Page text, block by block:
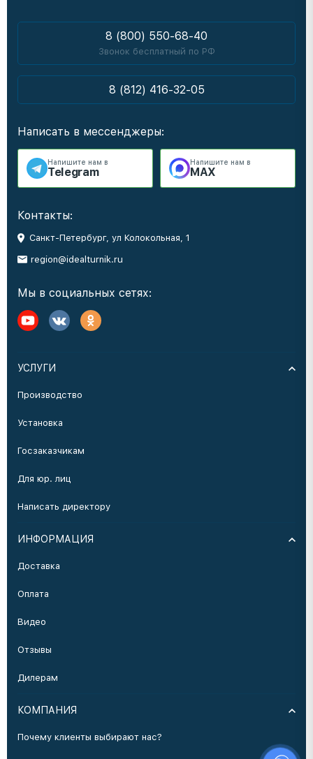
8 (800) 550-68-40
Звонок бесплатный по РФ
8 (812) 416-32-05
Написать в мессенджеры:
Напишите нам в
Telegram
Напишите нам в
MAX
Контакты:
Санкт-Петербург, ул Колокольная, 1
region@idealturnik.ru
Мы в социальных сетях:
УСЛУГИ
Производство
Установка
Госзаказчикам
Для юр. лиц
Написать директору
ИНФОРМАЦИЯ
Доставка
Оплата
Видео
Отзывы
Дилерам
КОМПАНИЯ
Почему клиенты выбирают нас?